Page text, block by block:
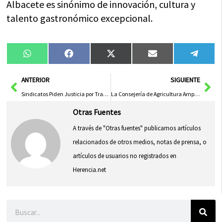
Albacete es sinónimo de innovación, cultura y
talento gastronómico excepcional.
Compartir
en
WhatsAppCompartir
en
FacebookCompartir
en
X
(Twitter)
Compartir
en
Email
en
AntANTERIOR
Sindicatos Piden Justicia por Trabajadora Fallecida en Empresa de Socuéllamos
SIGUIENTE
La Consejería de Agricultura Amplía Ayudas a la Sequía, Beneficiando a 5.546 Agricultores en Resolución Final
Otras Fuentes
A través de "Otras fuentes" publicamos artículos
relacionados de otros medios, notas de prensa, o
artículos de usuarios no registrados en
Herencia.net